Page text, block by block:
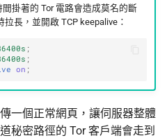
掛著的 Tor 電路會造成莫名的斷
拉長，並開啟 TCP keepalive：
;
;
on ;
一個正常網頁，讓伺服器整體
秘密路徑的 Tor 客戶端會走到